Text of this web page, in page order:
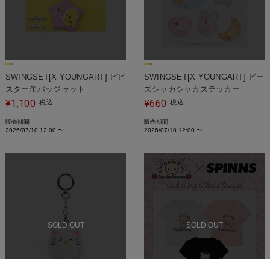
SWINGSET[X YOUNGART] ピピ
スター缶バッジセット
¥1,100 税込
販売期間
2026/07/10 12:00 〜
SWINGSET[X YOUNGART] ビー
ズシャカシャカステッカー
¥660 税込
販売期間
2026/07/10 12:00 〜
SOLD OUT SOLD OUT